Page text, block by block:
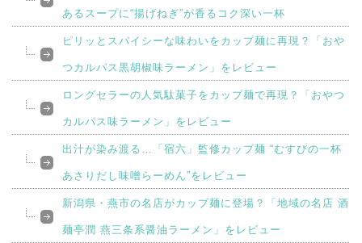
あるスープに“揚げねぎ”が香るコク深い一杯
ピリッとスパイシーな味わいをカップ麺に再現？「おや
つカルパス黒胡椒味ラーメン」をレビュー
ロングセラーの人気駄菓子をカップ麺で再現？「おやつ
カルパス味ラーメン」をレビュー
出汁が染み渡る…「宿六」監修カップ麺 “むすびの一杯
あさりだし味噌らーめん”をレビュー
新潟県・燕市の名店がカップ麺に登場？「地域の名店 酒
麺亭潤 燕三条系醤油ラーメン」をレビュー